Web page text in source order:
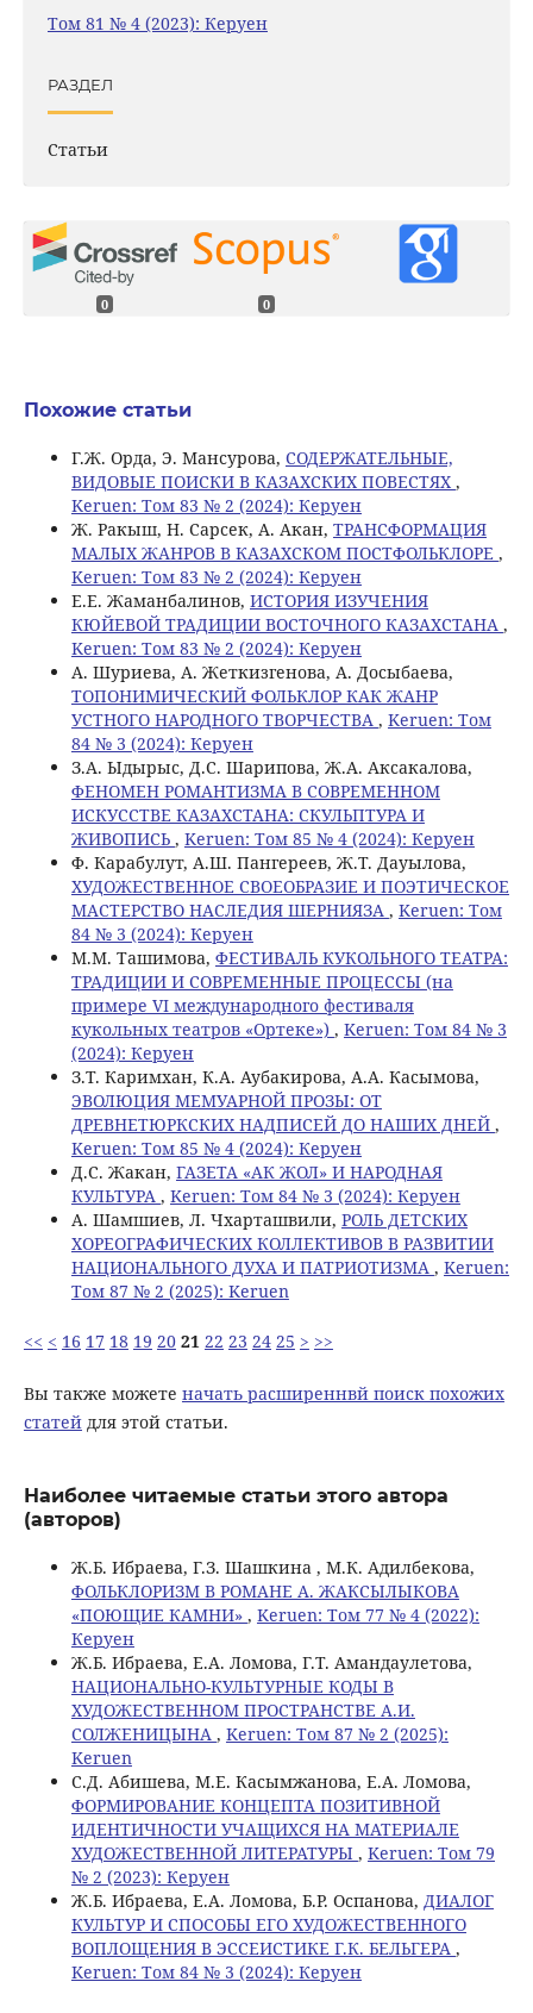
Том 81 № 4 (2023): Керуен
РАЗДЕЛ
Статьи
0 0
Похожие статьи
Г.Ж. Орда, Э. Мансурова, СОДЕРЖАТЕЛЬНЫЕ,
ВИДОВЫЕ ПОИСКИ В КАЗАХСКИХ ПОВЕСТЯХ ,
Keruen: Том 83 № 2 (2024): Керуен
Ж. Ракыш, Н. Сарсек, А. Акан, ТРАНСФОРМАЦИЯ
МАЛЫХ ЖАНРОВ В КАЗАХСКОМ ПОСТФОЛЬКЛОРЕ ,
Keruen: Том 83 № 2 (2024): Керуен
Е.Е. Жаманбалинов, ИСТОРИЯ ИЗУЧЕНИЯ
КЮЙЕВОЙ ТРАДИЦИИ ВОСТОЧНОГО КАЗАХСТАНА ,
Keruen: Том 83 № 2 (2024): Керуен
А. Шуриева, А. Жеткизгенова, А. Досыбаева,
ТОПОНИМИЧЕСКИЙ ФОЛЬКЛОР КАК ЖАНР
УСТНОГО НАРОДНОГО ТВОРЧЕСТВА , Keruen: Том
84 № 3 (2024): Керуен
З.А. Ыдырыс, Д.С. Шарипова, Ж.А. Аксакалова,
ФЕНОМЕН РОМАНТИЗМА В СОВРЕМЕННОМ
ИСКУССТВЕ КАЗАХСТАНА: СКУЛЬПТУРА И
ЖИВОПИСЬ , Keruen: Том 85 № 4 (2024): Керуен
Ф. Карабулут, А.Ш. Пангереев, Ж.Т. Дауылова,
ХУДОЖЕСТВЕННОЕ СВОЕОБРАЗИЕ И ПОЭТИЧЕСКОЕ
МАСТЕРСТВО НАСЛЕДИЯ ШЕРНИЯЗА , Keruen: Том
84 № 3 (2024): Керуен
М.М. Ташимова, ФЕСТИВАЛЬ КУКОЛЬНОГО ТЕАТРА:
ТРАДИЦИИ И СОВРЕМЕННЫЕ ПРОЦЕССЫ (на
примере VI международного фестиваля
кукольных театров «Ортеке») , Keruen: Том 84 № 3
(2024): Керуен
З.Т. Каримхан, К.А. Аубакирова, А.А. Касымова,
ЭВОЛЮЦИЯ МЕМУАРНОЙ ПРОЗЫ: ОТ
ДРЕВНЕТЮРКСКИХ НАДПИСЕЙ ДО НАШИХ ДНЕЙ ,
Keruen: Том 85 № 4 (2024): Керуен
Д.С. Жакан, ГАЗЕТА «АК ЖОЛ» И НАРОДНАЯ
КУЛЬТУРА , Keruen: Том 84 № 3 (2024): Керуен
А. Шамшиев, Л. Чхарташвили, РОЛЬ ДЕТСКИХ
ХОРЕОГРАФИЧЕСКИХ КОЛЛЕКТИВОВ В РАЗВИТИИ
НАЦИОНАЛЬНОГО ДУХА И ПАТРИОТИЗМА , Keruen:
Том 87 № 2 (2025): Keruen
<< < 16 17 18 19 20 21 22 23 24 25 > >>
Вы также можете начать расширеннвй поиск похожих
статейдля этой статьи.
Наиболее читаемые статьи этого автора
(авторов)
Ж.Б. Ибраева, Г.З. Шашкина , М.К. Адилбекова,
ФОЛЬКЛОРИЗМ В РОМАНЕ А. ЖАКСЫЛЫКОВА
«ПОЮЩИЕ КАМНИ» , Keruen: Том 77 № 4 (2022):
Керуен
Ж.Б. Ибраева, E.A. Ломова, Г.Т. Амандaулетова,
НАЦИОНАЛЬНО-КУЛЬТУРНЫЕ КОДЫ В
ХУДОЖЕСТВЕННОМ ПРОСТРАНСТВЕ А.И.
СОЛЖЕНИЦЫНА , Keruen: Том 87 № 2 (2025):
Keruen
С.Д. Абишева, М.Е. Касымжанова, Е.А. Ломова,
ФОРМИРОВАНИЕ КОНЦЕПТА ПОЗИТИВНОЙ
ИДЕНТИЧНОСТИ УЧАЩИХСЯ НА МАТЕРИАЛЕ
ХУДОЖЕСТВЕННОЙ ЛИТЕРАТУРЫ , Keruen: Том 79
№ 2 (2023): Керуен
Ж.Б. Ибраева, Е.А. Ломова, Б.Р. Оспанова, ДИАЛОГ
КУЛЬТУР И СПОСОБЫ ЕГО ХУДОЖЕСТВЕННОГО
ВОПЛОЩЕНИЯ В ЭССЕИСТИКЕ Г.К. БЕЛЬГЕРА ,
Keruen: Том 84 № 3 (2024): Керуен